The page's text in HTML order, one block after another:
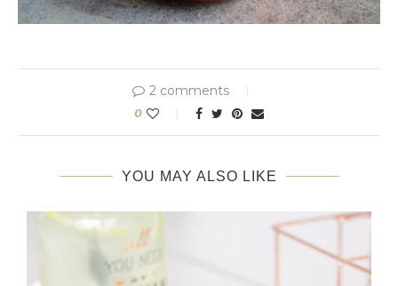
2 comments
0
YOU MAY ALSO LIKE